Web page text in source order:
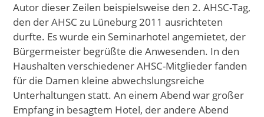
Autor dieser Zeilen beispielsweise den 2. AHSC-Tag,
den der AHSC zu Lüneburg 2011 ausrichteten
durfte. Es wurde ein Seminarhotel angemietet, der
Bürgermeister begrüßte die Anwesenden. In den
Haushalten verschiedener AHSC-Mitglieder fanden
für die Damen kleine abwechslungsreiche
Unterhaltungen statt. An einem Abend war großer
Empfang in besagtem Hotel, der andere Abend